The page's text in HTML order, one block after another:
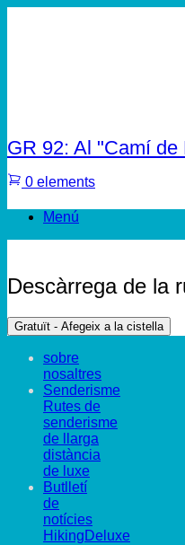
GR 92: Al "Camí de
0 elements
Menú
Descàrrega de la
Gratuït - Afegeix a la cistella
sobre
nosaltres
Senderisme
Rutes de
senderisme
de llarga
distància
de luxe
Butlletí
de
notícies
HikingDeluxe